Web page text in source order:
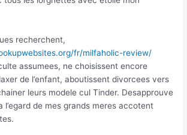
recherchent,
fr/milfaholic-review/
assumees, ne choisissent encore
de l’enfant, aboutissent divorcees vers
leurs modele cul Tinder. Desapprouve
l’egard de mes grands meres accotent